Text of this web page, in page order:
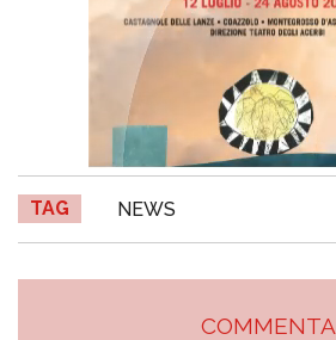
TAG NEWS
COMMENTA